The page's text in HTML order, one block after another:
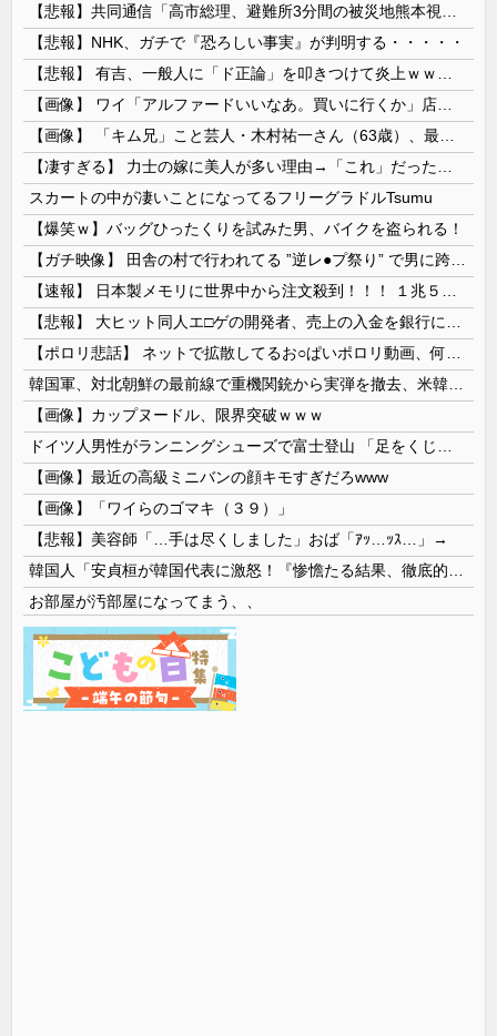
【悲報】NHK、ガチで『恐ろしい事実』が判明する・・・・・
スカートの中が凄いことになってるフリーグラドルTsumu
【爆笑ｗ】バッグひったくりを試みた男、バイクを盗られる！
【画像】カップヌードル、限界突破ｗｗｗ
【画像】最近の高級ミニバンの顔キモすぎだろwww
【画像】「ワイらのゴマキ（３９）」
【悲報】美容師「…手は尽くしました」おば「ｱｯ…ｯｽ…」→
お部屋が汚部屋になってまう、、